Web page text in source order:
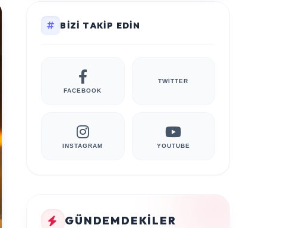
BIZI TAKIP EDIN
FACEBOOK
TWITTER
INSTAGRAM YOUTUBE
GÜNDEMDEKILER